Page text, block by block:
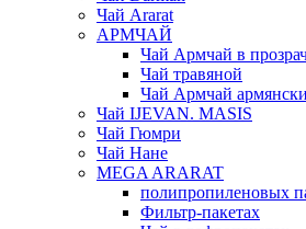
Чай Ararat
АРМЧАЙ
Чай Армчай в
Чай травяной
Чай Армчай
Чай IJEVAN. MASIS
Чай Гюмри
Чай Нане
MEGA ARARAT
полипропиленовых
Фильтр-пакетах